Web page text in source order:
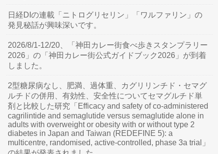
日経DIの連載「ニトログリセリン」「ワルファリン」の
発見秘話が興味深いです。
2026/8/1-12/20、「神田カレー街食べ歩きスタンプラリー
2026」の「神田カレー街公式ガイドブック2026」が到着
しました。
2型糖尿病なし、肥満、過体重、カグリリンチド・セマグ
ルチドの併用、有効性、安全性についてセマグルチド単
剤と比較した研究「Efficacy and safety of co-administered
cagrilintide and semaglutide versus semaglutide alone in
adults with overweight or obesity with or without type 2
diabetes in Japan and Taiwan (REDEFINE 5): a
multicentre, randomised, active-controlled, phase 3a trial」